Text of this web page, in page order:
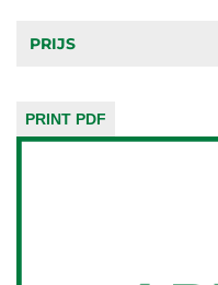
PRIJS
PRINT PDF